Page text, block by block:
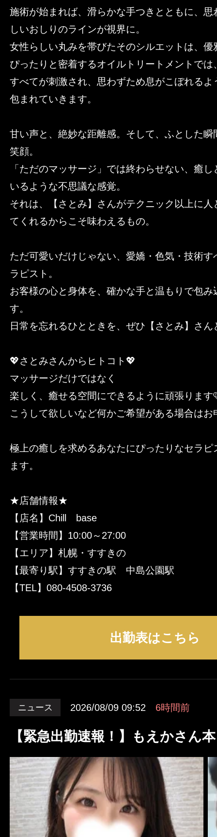
施術が始まれば、滑らかな手つきとともに、思
しいおしりのラインが視界に。
女性らしい丸みを帯びたそのシルエットは、優
ぴったりと密着するオイルトリートメントで
すべてが刺激され、思わずため息がこぼれるよ
包まれていきます。
甘い声と、絶妙な距離感。そして、ふとした瞬
笑顔。
「ただのマッサージ」では終わらせない、癒
いるような不思議な感覚。
それは、【さとみ】さんがテクニック以上に
てくれるからこそ味わえるもの。
ただ可愛いだけじゃない、愛嬌・色気・技術
ラピスト。
お客様の心と身体を、確かな手と温もりで包
す。
日常を忘れるひとときを、ぜひ【さとみ】さん
💖さとみさんからヒトコト💖
マッサージだけではなく
楽しく、癒せる空間にできるように頑張ります
こうして欲しいなど何かご希望がある場合は
極上の癒しを求めるあなたにぴったりなセラピ
ます。
★店舗情報★
【店名】Chill base
【営業時間】10:00～27:00
【エリア】札幌・すすきの
【最寄り駅】すすきの駅 中島公園駅
【TEL】080-4508-3736
出勤表はこちら
ニュース 2026/08/09 09:52 6時間前
【緊急出勤速報！】もえかさん